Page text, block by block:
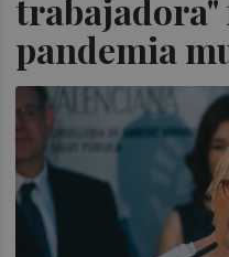
trabajadora"
pandemia